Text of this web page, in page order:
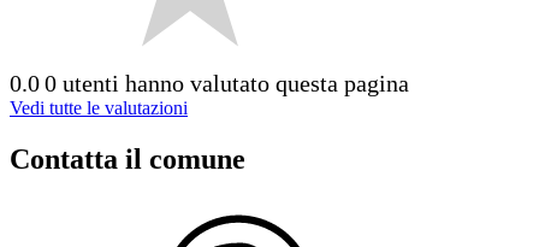
0.00 utenti hanno valutato questa pagina
Vedi tutte le valutazioni
Contatta il comune